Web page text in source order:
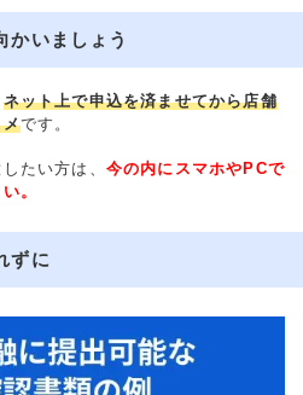
かいましょう
ネット上で申込を済ませてから店舗
メです。
たい方は、 今の内にスマホやPCで
。
ずに